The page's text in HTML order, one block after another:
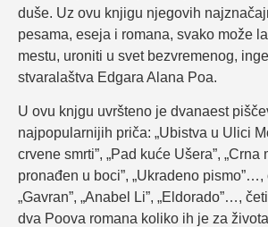
duše. Uz ovu knjigu njegovih
pesama, eseja i romana, svako može
mestu, uroniti u svet bezvremenog,
stvaralaštva Edgara Alana Poa.
U ovu knjgu uvršteno je dvanaest
najpopularnijih priča: „Ubistva u Ulici
crvene smrti”, „Pad kuće Ušera”, „Crna
pronađen u boci”, „Ukradeno
„Gavran”, „Anabel Li”, „Eldorado”…,
dva Poova romana koliko ih je za